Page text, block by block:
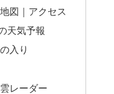
図｜アクセス
天気予報
入り
レーダー